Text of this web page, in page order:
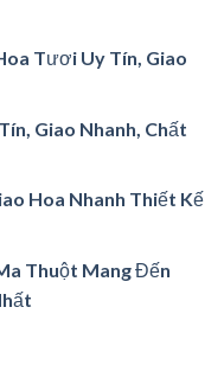
Tươi Uy Tín, Giao
Giao Nhanh, Chất
Hoa Nhanh Thiết Kế
Thuột Mang Đến